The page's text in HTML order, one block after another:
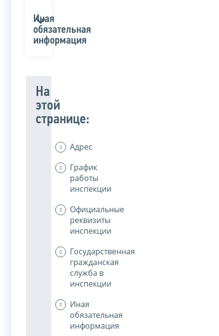
Иная
обязательная
информация
На
этой
странице:
Адрес
График
работы
инспекции
Официальные
реквизиты
инспекции
Государственная
гражданская
служба в
инспекции
Иная
обязательная
информация